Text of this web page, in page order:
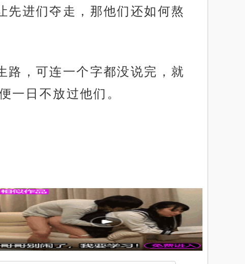
进们夺走，那他们还如何熬
，可连一个字都没说完，就
一日不放过他们。